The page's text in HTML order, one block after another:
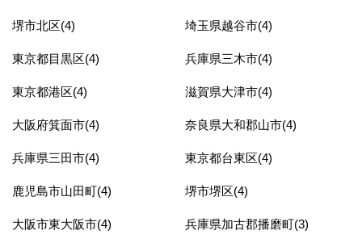
堺市北区(4) 埼玉県越谷市(4)
東京都目黒区(4) 兵庫県三木市(4)
東京都港区(4) 滋賀県大津市(4)
大阪府箕面市(4) 奈良県大和郡山市(4)
兵庫県三田市(4) 東京都台東区(4)
鹿児島市山田町(4) 堺市堺区(4)
大阪市東大阪市(4) 兵庫県加古郡播磨町(3)